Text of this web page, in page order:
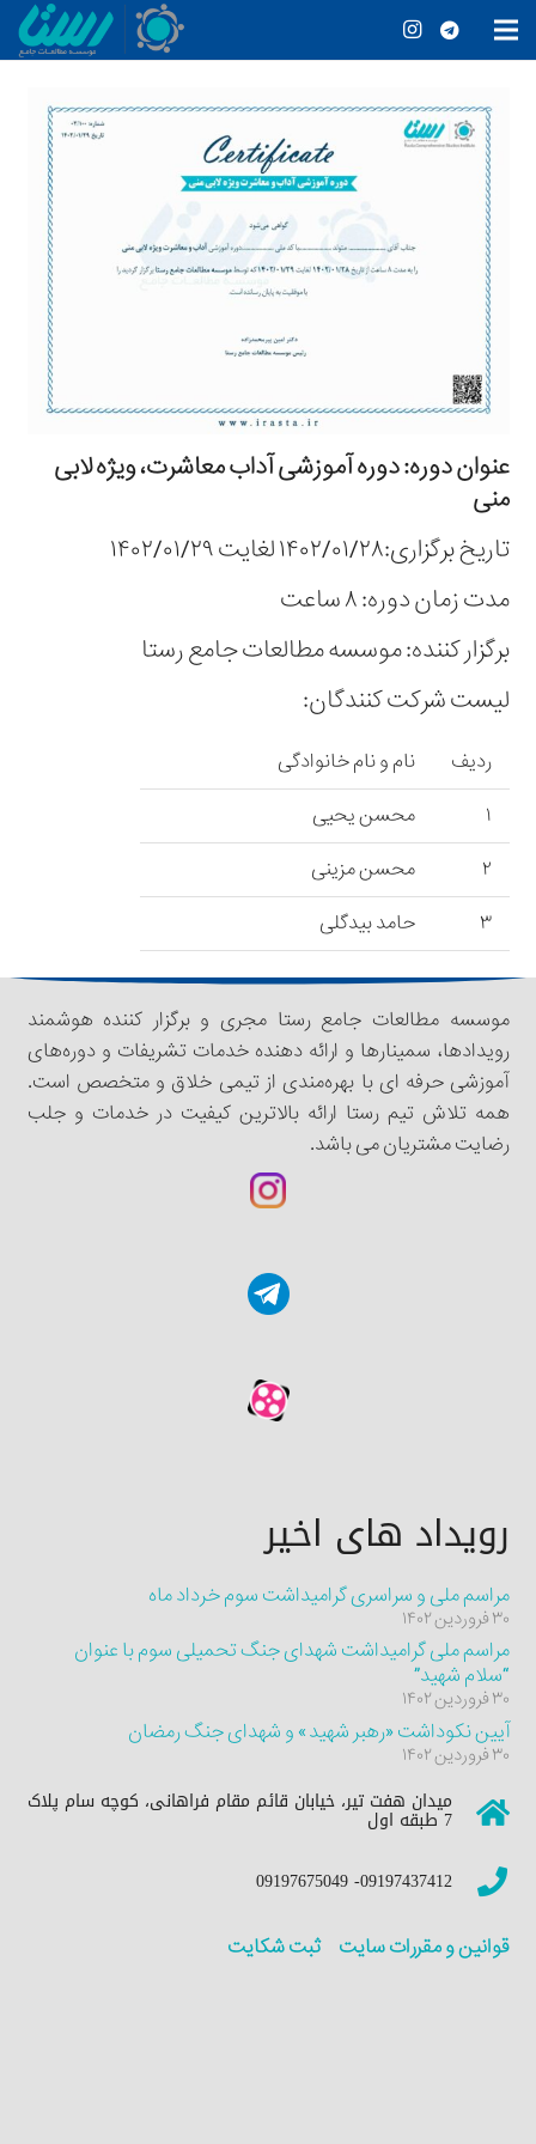
عنوان دوره: دوره آموزشی آداب معاشرت، ویژه لابی
منی
تاریخ برگزاری:۱۴۰۲/۰۱/۲۸ لغایت ۱۴۰۲/۰۱/۲۹
مدت زمان دوره: ۸ ساعت
برگزار کننده: موسسه مطالعات جامع رستا
لیست شرکت کنندگان:
ردیف
نام و نام خانوادگی
۱
محسن یحیی
۲
محسن مزینی
۳
حامد بیدگلی
موسسه مطالعات جامع رستا مجری و برگزار کننده هوشمند
رویدادها، سمینار‌‌ها و ارائه دهنده خدمات تشریفات و دوره‌های
آموزشی حرفه ای با بهره‌مندی از تیمی خلاق و متخصص است.
همه تلاش تیم رستا ارائه بالاترین کیفیت در خدمات و جلب
رضایت مشتریان می باشد.
رویداد های اخیر
مراسم ملی و سراسری گرامیداشت سوم خرداد ماه
۳۰ فروردین ۱۴۰۲
مراسم ملی گرامیداشت شهدای جنگ تحمیلی سوم با عنوان
“سلام شهید”
۳۰ فروردین ۱۴۰۲
آیین نکوداشت «رهبر شهید» و شهدای جنگ رمضان
۳۰ فروردین ۱۴۰۲
میدان هفت تیر، خیابان قائم مقام فراهانی، کوچه سام پلاک
7 طبقه اول
09197437412- 09197675049
قوانین و مقررات سایت ثبت شکایت